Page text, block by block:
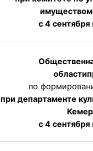
имуществом
с 4 сентября
области
по
при департаменте
с 4 сентября